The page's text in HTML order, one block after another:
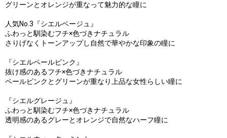
グリーンとオレンジが重なって魅力的な瞳に
人気No.3『シエルベージュ』
ふわっと馴染むフチ×色づきナチュラル
さりげなくトーンアップし自然で華やかな印象の瞳に
『シエルペールピンク』
抜け感のあるフチ×色づきナチュラル
ペールピンクとグリーンが重なり上品な女性らしい瞳に
『シエルグレージュ』
ふわっと馴染むフチ×色づきナチュラル
透明感のあるグレーとオレンジで自然なハーフ瞳に